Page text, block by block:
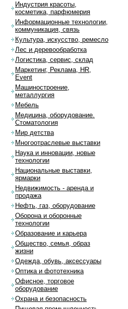
Индустрия красоты,
косметика, парфюмерия
Информационные технологии,
коммуникация, связь
Культура, искусство, ремесло
Лес и деревообработка
Логистика, сервис, склад
Маркетинг, Реклама, HR,
Event
Машиностроение,
металлургия
Мебель
Медицина, оборудование.
Стоматология
Мир детства
Многоотраслевые выставки
Наука и инновации, новые
технологии
Национальные выставки,
ярмарки
Недвижимость - аренда и
продажа
Нефть, газ, оборудование
Оборона и оборонные
технологии
Образование и карьера
Общество, семья, образ
жизни
Одежда, обувь, аксессуары
Оптика и фототехника
Офисное, торговое
оборудование
Охрана и безопасность